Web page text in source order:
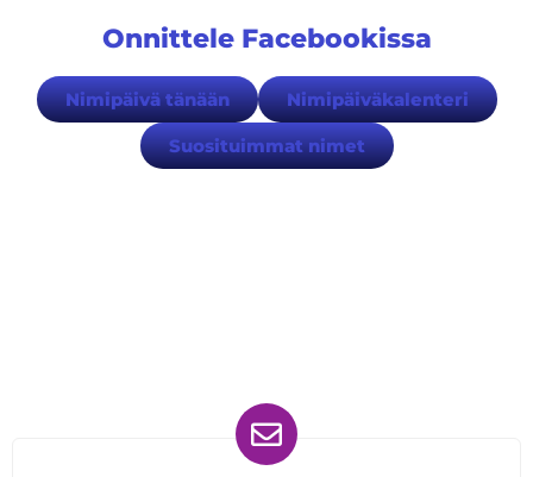
Onnittele Facebookissa
Nimipäivä tänään Nimipäiväkalenteri
Suosituimmat nimet